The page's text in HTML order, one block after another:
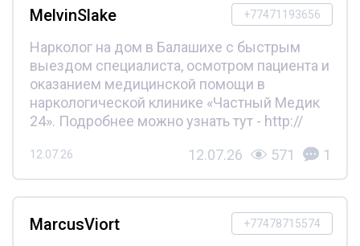
+77471193656
MelvinSlake
Нарколог на дом в Балашихе с быстрым
выездом специалиста, осмотром пациента и
оказанием медицинской помощи в
наркологической клинике «Частный Медик
24». Подробнее можно узнать тут - http://
12.07.26 12.07.26 571 1
+77478715574
MarcusViort